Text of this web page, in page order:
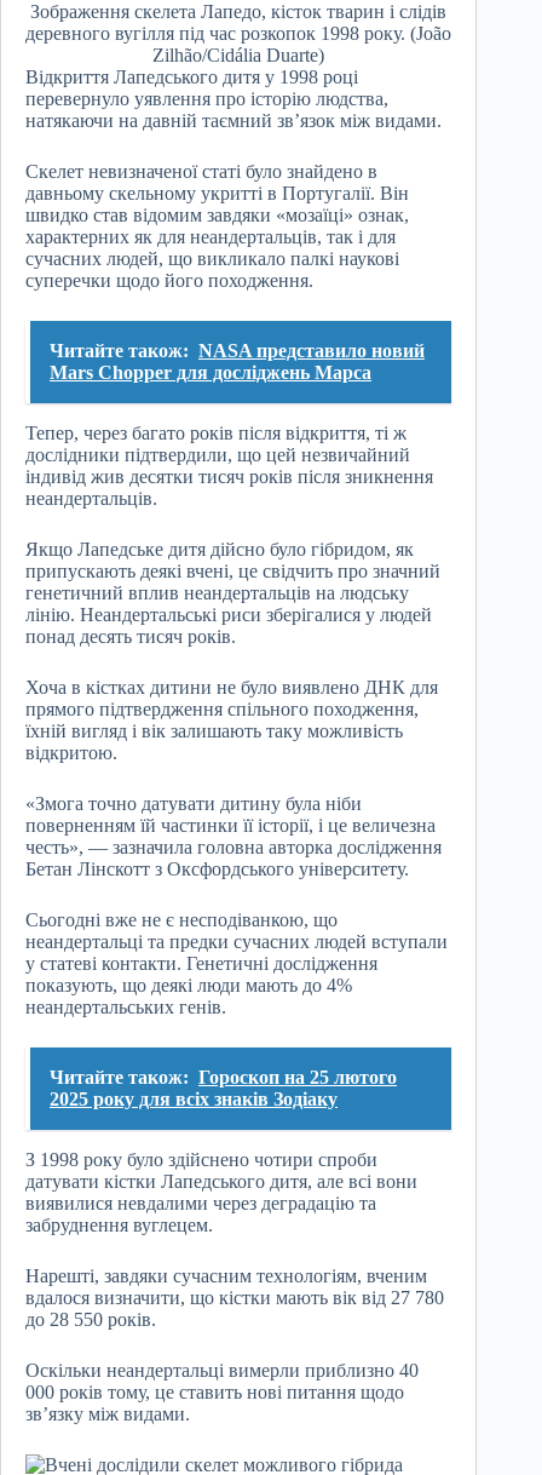
Зображення скелета Лапедо, кісток тварин і слідів
деревного вугілля під час розкопок 1998 року. (João
Zilhão/Cidália Duarte)
Відкриття Лапедського дитя у 1998 році
перевернуло уявлення про історію людства,
натякаючи на давній таємний зв’язок між видами.
Скелет невизначеної статі було знайдено в
давньому скельному укритті в Португалії. Він
швидко став відомим завдяки «мозаїці» ознак,
характерних як для неандертальців, так і для
сучасних людей, що викликало палкі наукові
суперечки щодо його походження.
Читайте також: NASA представило новий
Mars Chopper для досліджень Марса
Тепер, через багато років після відкриття, ті ж
дослідники підтвердили, що цей незвичайний
індивід жив десятки тисяч років після зникнення
неандертальців.
Якщо Лапедське дитя дійсно було гібридом, як
припускають деякі вчені, це свідчить про значний
генетичний вплив неандертальців на людську
лінію. Неандертальські риси зберігалися у людей
понад десять тисяч років.
Хоча в кістках дитини не було виявлено ДНК для
прямого підтвердження спільного походження,
їхній вигляд і вік залишають таку можливість
відкритою.
«Змога точно датувати дитину була ніби
поверненням їй частинки її історії, і це величезна
честь», — зазначила головна авторка дослідження
Бетан Лінскотт з Оксфордського університету.
Сьогодні вже не є несподіванкою, що
неандертальці та предки сучасних людей вступали
у статеві контакти. Генетичні дослідження
показують, що деякі люди мають до 4%
неандертальських генів.
Читайте також: Гороскоп на 25 лютого
2025 року для всіх знаків Зодіаку
З 1998 року було здійснено чотири спроби
датувати кістки Лапедського дитя, але всі вони
виявилися невдалими через деградацію та
забруднення вуглецем.
Нарешті, завдяки сучасним технологіям, вченим
вдалося визначити, що кістки мають вік від 27 780
до 28 550 років.
Оскільки неандертальці вимерли приблизно 40
000 років тому, це ставить нові питання щодо
зв’язку між видами.